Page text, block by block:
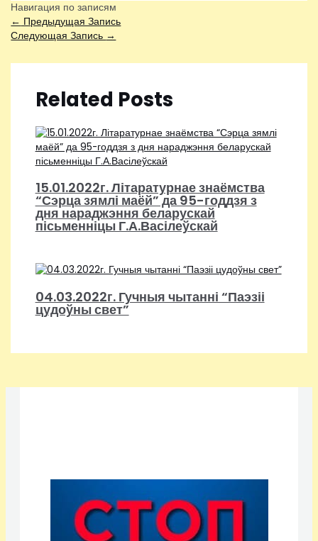
Навигация по записям
← Предыдущая Запись
Следующая Запись →
Related Posts
15.01.2022г. Літаратурнае знаёмства
“Сэрца зямлі маёй” да 95-годдзя з
дня нараджэння беларускай
пісьменніцы Г.А.Васілеўскай
04.03.2022г. Гучныя чытанні “Паэзіі
цудоўны свет”